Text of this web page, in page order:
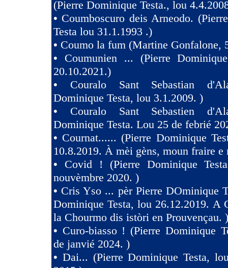
(Pierre Dominique Testa., lou
• Coumboscuro deis Arneodo.
Testa lou 31.1.1993 .)
• Coumo la fum (Martine Gonfalone,
• Coumunien ... (Pierre
20.10.2021.)
• Couralo Sant Sebastian
Dominique Testa, lou 3.1.2009. )
• Couralo Sant Sebastien
Dominique Testa. Lou 25 de febrié
• Cournat...... (Pierre Dominique
10.8.2019. À mèi gèns, moun fraire e
• Covid ! (Pierre Dominique
nouvèmbre 2020. )
• Cris Yso ... pèr Pierre DOminique
Dominique Testa, lou 26.12.2019. A
la Chourmo dis istòri en Prouvençau. )
• Curo-biasso ! (Pierre Dominique
de janvié 2024. )
• Dai... (Pierre Dominique Testa,